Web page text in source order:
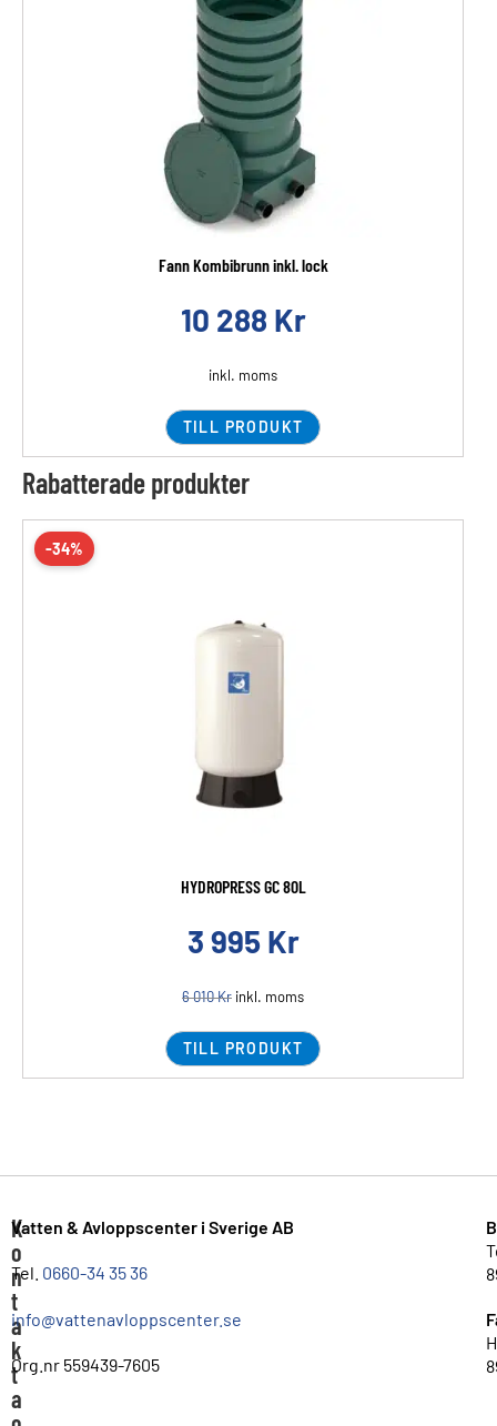
Fann Kombibrunn inkl. lock
10 288 Kr
inkl. moms
TILL PRODUKT
Rabatterade produkter
-34%
HYDROPRESS GC 80L
3 995 Kr
6 010Kr inkl. moms
TILL PRODUKT
K
o
n
t
a
k
t
a
Vatten & Avloppscenter i Sverige AB
Tel. 0660-34 35 36
info@vattenavloppscenter.se
Org.nr 559439-7605